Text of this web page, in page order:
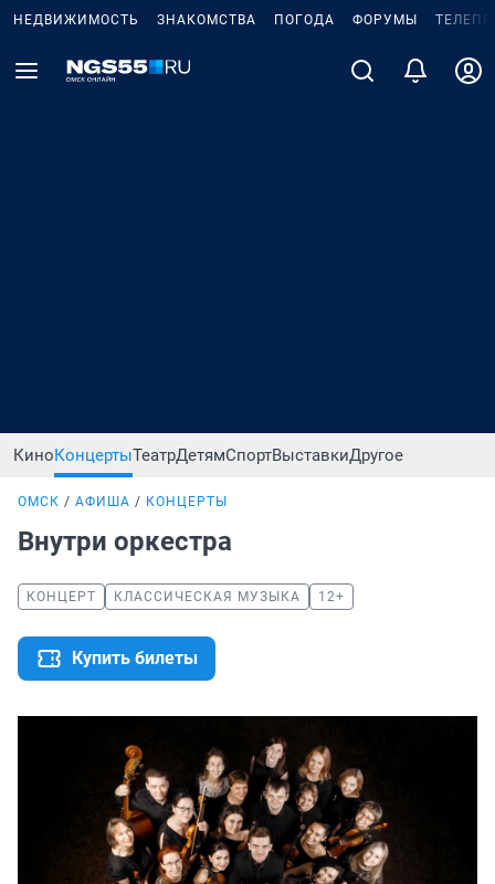
НЕДВИЖИМОСТЬ ЗНАКОМСТВА ПОГОДА ФОРУМЫ
КиноКонцертыТеатрДетямСпортВыставкиДругое
ОМСК АФИША КОНЦЕРТЫ
Внутри оркестра
КОНЦЕРТ КЛАССИЧЕСКАЯ МУЗЫКА 12+
Купить билеты